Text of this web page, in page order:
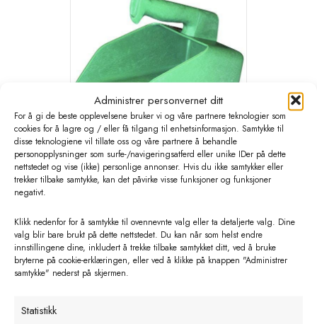
Administrer personvernet ditt
For å gi de beste opplevelsene bruker vi og våre partnere teknologier som
cookies for å lagre og / eller få tilgang til enhetsinformasjon. Samtykke til
disse teknologiene vil tillate oss og våre partnere å behandle
personopplysninger som surfe-/navigeringsatferd eller unike IDer på dette
nettstedet og vise (ikke) personlige annonser. Hvis du ikke samtykker eller
trekker tilbake samtykke, kan det påvirke visse funksjoner og funksjoner
negativt.
Klikk nedenfor for å samtykke til ovennevnte valg eller ta detaljerte valg. Dine
valg blir bare brukt på dette nettstedet. Du kan når som helst endre
innstillingene dine, inkludert å trekke tilbake samtykket ditt, ved å bruke
bryterne på cookie-erklæringen, eller ved å klikke på knappen "Administrer
samtykke" nederst på skjermen.
Statistikk
For-øse Mørkegrønn OK plast 2 KG
Legg i handlekurv